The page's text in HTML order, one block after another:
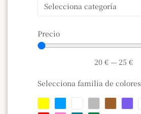
Selecciona categoría
Precio
20 € — 25 €
Selecciona familia de colores